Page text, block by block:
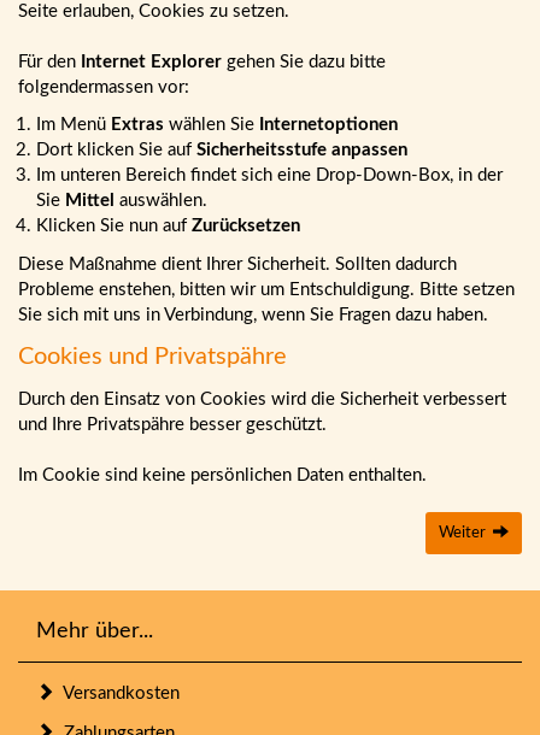
Seite erlauben, Cookies zu setzen.
Für den Internet Explorer gehen Sie dazu bitte
folgendermassen vor:
Im Menü Extras wählen Sie Internetoptionen
Dort klicken Sie auf Sicherheitsstufe anpassen
Im unteren Bereich findet sich eine Drop-Down-Box, in der
Sie Mittel auswählen.
Klicken Sie nun auf Zurücksetzen
Diese Maßnahme dient Ihrer Sicherheit. Sollten dadurch
Probleme enstehen, bitten wir um Entschuldigung. Bitte setzen
Sie sich mit uns in Verbindung, wenn Sie Fragen dazu haben.
Cookies und Privatspähre
Durch den Einsatz von Cookies wird die Sicherheit verbessert
und Ihre Privatspähre besser geschützt.
Im Cookie sind keine persönlichen Daten enthalten.
Weiter
Mehr über...
Versandkosten